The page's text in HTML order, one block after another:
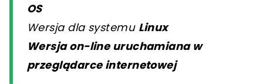
OS
Wersja dla systemu Linux
Wersja on-line uruchamiana w
przeglądarce internetowej